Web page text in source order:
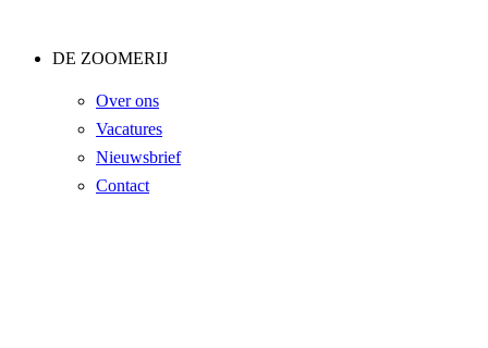
DE ZOOMERIJ
Over ons
Vacatures
Nieuwsbrief
Contact